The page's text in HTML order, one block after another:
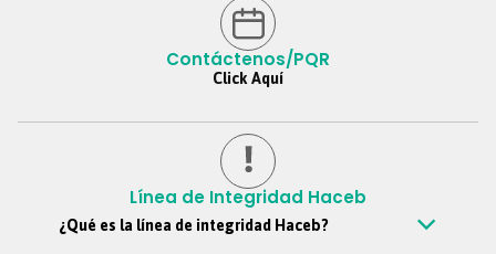
Contáctenos/PQR
Click Aquí
Línea de Integridad Haceb
¿Qué es la línea de integridad Haceb?